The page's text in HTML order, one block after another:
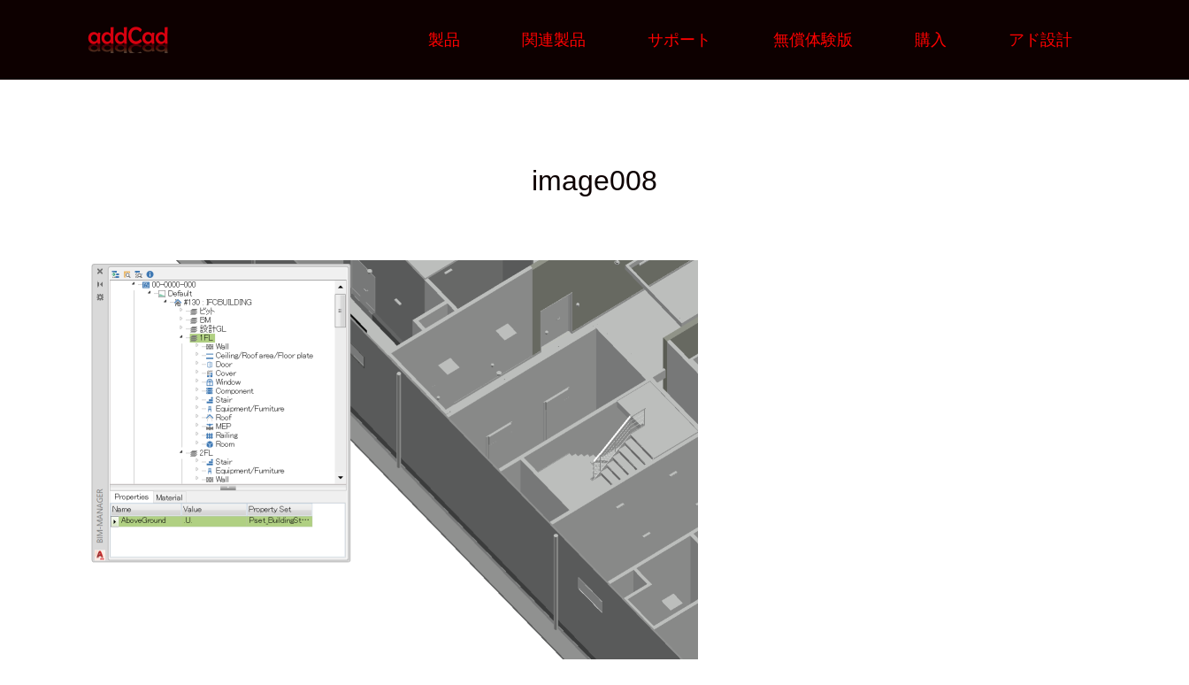
製品 関連製品 サポート 無償体験版 購入 アド設計
image008